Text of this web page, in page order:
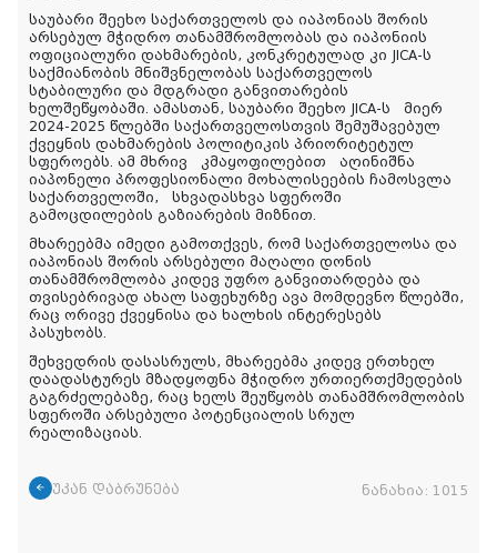
საუბარი შეეხო საქართველოს და იაპონიას შორის
არსებულ მჭიდრო თანამშრომლობას და იაპონიის
ოფიციალური დახმარების, კონკრეტულად კი JICA-ს
საქმიანობის მნიშვნელობას საქართველოს
სტაბილური და მდგრადი განვითარების
ხელშეწყობაში. ამასთან, საუბარი შეეხო JICA-ს მიერ
2024-2025 წლებში საქართველოსთვის შემუშავებულ
ქვეყნის დახმარების პოლიტიკის პრიორიტეტულ
სფეროებს. ამ მხრივ კმაყოფილებით აღინიშნა
იაპონელი პროფესიონალი მოხალისეების ჩამოსვლა
საქართველოში, სხვადასხვა სფეროში
გამოცდილების გაზიარების მიზნით.
მხარეებმა იმედი გამოთქვეს, რომ საქართველოსა და
იაპონიას შორის არსებული მაღალი დონის
თანამშრომლობა კიდევ უფრო განვითარდება და
თვისებრივად ახალ საფეხურზე ავა მომდევნო წლებში,
რაც ორივე ქვეყნისა და ხალხის ინტერესებს
პასუხობს.
შეხვედრის დასასრულს, მხარეებმა კიდევ ერთხელ
დაადასტურეს მზადყოფნა მჭიდრო ურთიერთქმედების
გაგრძელებაზე, რაც ხელს შეუწყობს თანამშრომლობის
სფეროში არსებული პოტენციალის სრულ
რეალიზაციას.
უკან დაბრუნება ნანახია: 1015